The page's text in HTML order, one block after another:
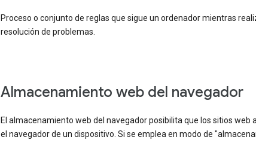
Proceso o conjunto de reglas que sigue un ordenador mientras
resolución de problemas.
Almacenamiento web del navegador
El almacenamiento web del navegador posibilita que los sitios web
el navegador de un dispositivo. Si se emplea en modo de